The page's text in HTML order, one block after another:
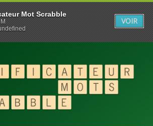
Mot Scrabble
VOIR